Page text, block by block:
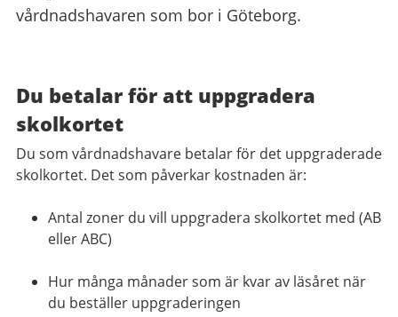
vårdnadshavaren som bor i Göteborg.
Du betalar för att uppgradera
skolkortet
Du som vårdnadshavare betalar för det uppgraderade
skolkortet. Det som påverkar kostnaden är:
Antal zoner du vill uppgradera skolkortet med (AB
eller ABC)
Hur många månader som är kvar av läsåret när
du beställer uppgraderingen